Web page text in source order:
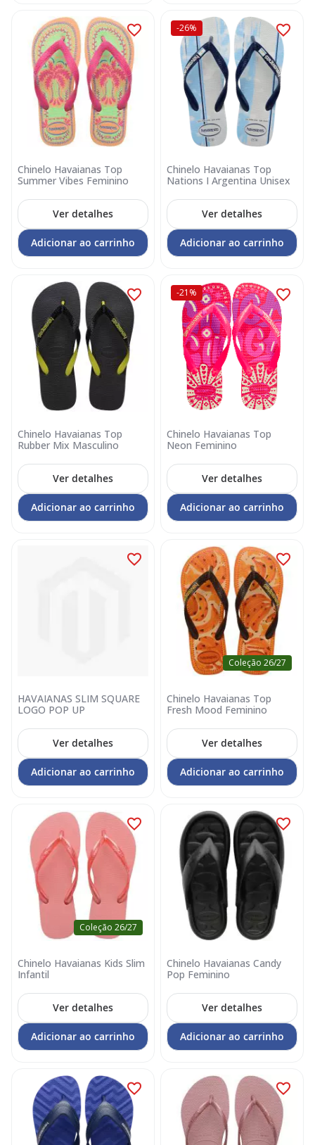
Chinelo Havaianas Top
Summer Vibes Feminino
Ver detalhes
Adicionar ao carrinho
-26%
Chinelo Havaianas Top
Nations I Argentina Unisex
Ver detalhes
Adicionar ao carrinho
Chinelo Havaianas Top
Rubber Mix Masculino
Ver detalhes
Adicionar ao carrinho
-21%
Chinelo Havaianas Top
Neon Feminino
Ver detalhes
Adicionar ao carrinho
HAVAIANAS SLIM SQUARE
LOGO POP UP
Ver detalhes
Adicionar ao carrinho
Coleção 26/27
Chinelo Havaianas Top
Fresh Mood Feminino
Ver detalhes
Adicionar ao carrinho
Coleção 26/27
Chinelo Havaianas Kids Slim
Infantil
Ver detalhes
Adicionar ao carrinho
Chinelo Havaianas Candy
Pop Feminino
Ver detalhes
Adicionar ao carrinho